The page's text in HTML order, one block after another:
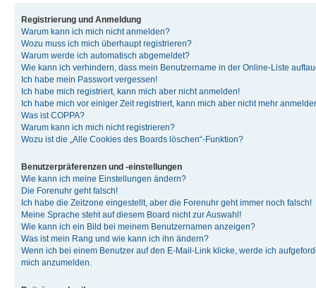
Registrierung und Anmeldung
Warum kann ich mich nicht anmelden?
Wozu muss ich mich überhaupt registrieren?
Warum werde ich automatisch abgemeldet?
Wie kann ich verhindern, dass mein Benutzername in der Online-Liste
Ich habe mein Passwort vergessen!
Ich habe mich registriert, kann mich aber nicht anmelden!
Ich habe mich vor einiger Zeit registriert, kann mich aber nicht mehr
Was ist COPPA?
Warum kann ich mich nicht registrieren?
Wozu ist die „Alle Cookies des Boards löschen“-Funktion?
Benutzerpräferenzen und -einstellungen
Wie kann ich meine Einstellungen ändern?
Die Forenuhr geht falsch!
Ich habe die Zeitzone eingestellt, aber die Forenuhr geht immer noch falsch!
Meine Sprache steht auf diesem Board nicht zur Auswahl!
Wie kann ich ein Bild bei meinem Benutzernamen anzeigen?
Was ist mein Rang und wie kann ich ihn ändern?
Wenn ich bei einem Benutzer auf den E-Mail-Link klicke, werde ich
mich anzumelden.